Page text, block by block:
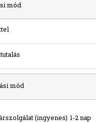
mód
mód
(ingyenes) 1-2 nap